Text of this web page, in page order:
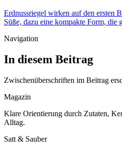
Erdnussriegel wirken auf den ersten
Süße, dazu eine kompakte Form, die
Navigation
In diesem Beitrag
Zwischenüberschriften im Beitrag
Magazin
Klare Orientierung durch Zutaten,
Alltag.
Satt & Sauber